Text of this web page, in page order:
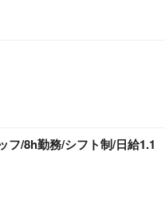
フ/8h勤務/シフト制/日給1.1